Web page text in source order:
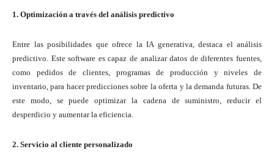
1. Optimización a través del análisis predictivo
Entre las posibilidades que ofrece la IA generativa, destaca el análisis
predictivo. Este software es capaz de analizar datos de diferentes fuentes,
como pedidos de clientes, programas de producción y niveles de
inventario, para hacer predicciones sobre la oferta y la demanda futuras. De
este modo, se puede optimizar la cadena de suministro, reducir el
desperdicio y aumentar la eficiencia.
2. Servicio al cliente personalizado